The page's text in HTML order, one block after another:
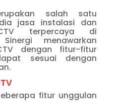
salah satu
jasa instalasi dan
terpercaya di
menawarkan
dengan fitur-fitur
sesuai dengan
fitur unggulan